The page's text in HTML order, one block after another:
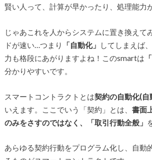
賢い人って、計算が早かったり、処理能力
じゃあこれを人からシステムに置き換えて
ドが速い…つまり
「自動化」
してしまえば
力も格段にあがりますよね！このsmartは
分かりやすいです。
スマートコントラクトとは契約の自動化(
いえます。ここでいう「契約」とは、 書面
のみをさすのではなく、「取引行動全般」
あらゆる契約行動をプログラム化し、自動